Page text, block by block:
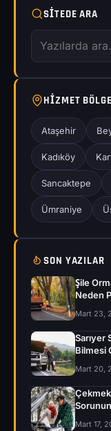
SITEDE ARA
HIZMET
Ataşehir
Kadıköy
Sancaktepe
Ümraniye
SON YAZILAR
Şile
Neden
Mart 23,
Sarıyer
Bilmesi
Mart 20,
Mart 17,